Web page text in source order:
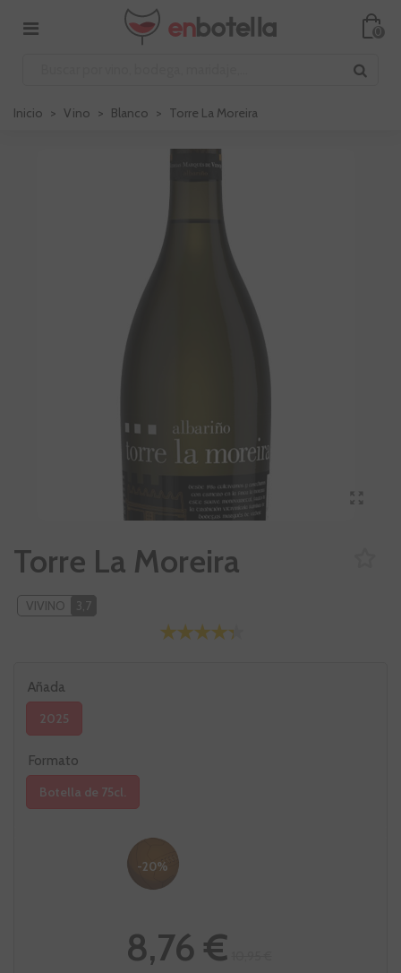
0
Inicio > Vino > Blanco > Torre La Moreira
Torre La Moreira
VIVINO 3,7
Añada
2025
Formato
Botella de 75cl.
-20%
8,76 €